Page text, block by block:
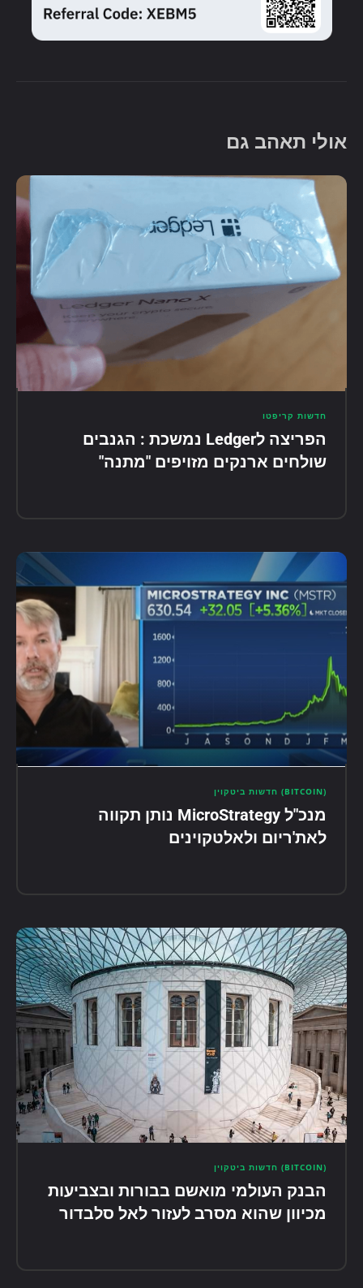
אולי תאהב גם
חדשות קריפטו
הפריצה לLedger נמשכת : הגנבים
שולחים ארנקים מזויפים "מתנה"
(BITCOIN) חדשות ביטקוין
מנכ"ל MicroStrategy נותן תקווה
לאת'ריום ולאלטקוינים
(BITCOIN) חדשות ביטקוין
הבנק העולמי מואשם בבורות ובצביעות
מכיוון שהוא מסרב לעזור לאל סלבדור